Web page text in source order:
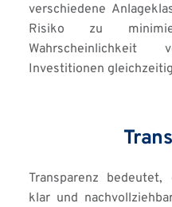
verschiedene
Risiko zu
Investitionen
Transparenz
klar und